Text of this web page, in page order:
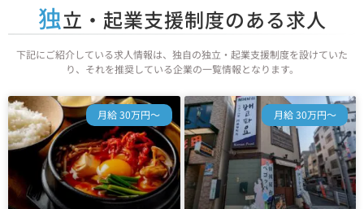
独立・起業支援制度のある求人
下記にご紹介している求人情報は、独自の独立・起業支援制度を設けていた
り、それを推奨している企業の一覧情報となります。
月給 30万円～ 月給 30万円～